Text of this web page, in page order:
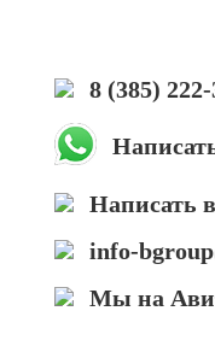
канистра
8 (385)
Написать
info-
Мы на